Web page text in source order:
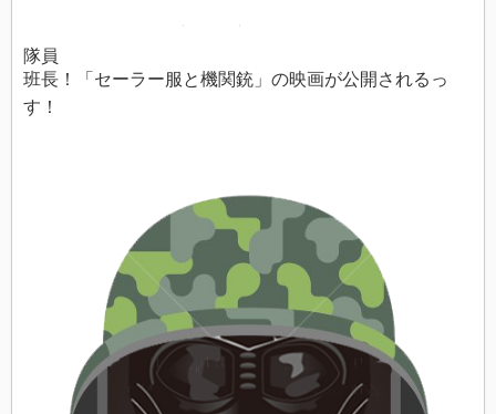
隊員
班長！「セーラー服と機関銃」の映画が公開されるっ
す！